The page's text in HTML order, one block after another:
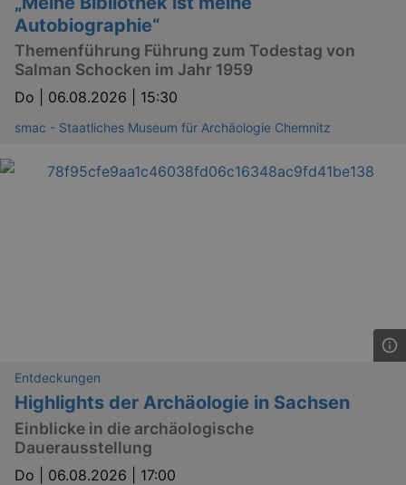
Autobiographie“
Themenführung Führung zum Todestag von
Salman Schocken im Jahr 1959
Do | 06.08.2026 | 15:30
smac - Staatliches Museum für Archäologie Chemnitz
Entdeckungen
Highlights der Archäologie in Sachsen
Einblicke in die archäologische
Dauerausstellung
Do | 06.08.2026 | 17:00